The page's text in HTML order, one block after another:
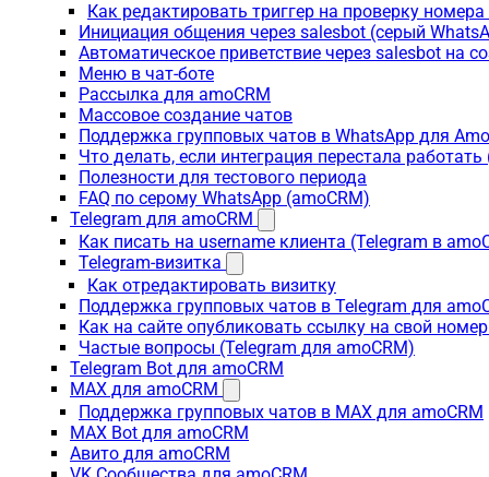
Как редактировать триггер на проверку
Инициация общения через salesbot (серый
Автоматическое приветствие через salesbot на
Меню в чат-боте
Рассылка для amoCRM
Массовое создание чатов
Поддержка групповых чатов в WhatsApp для
Что делать, если интеграция перестала
Полезности для тестового периода
FAQ по серому WhatsApp (amoCRM)
Telegram для amoCRM
Как писать на username клиента (Telegram в
Telegram-визитка
Как отредактировать визитку
Поддержка групповых чатов в Telegram для
Как на сайте опубликовать ссылку на свой
Частые вопросы (Telegram для amoCRM)
Telegram Bot для amoCRM
MAX для amoCRM
Поддержка групповых чатов в MAX для amoCRM
MAX Bot для amoCRM
Авито для amoCRM